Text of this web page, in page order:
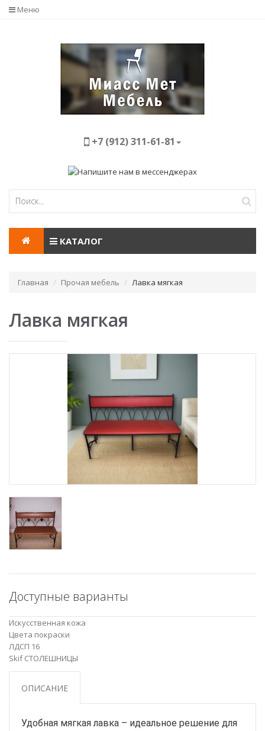
Меню
+7 (912) 311-61-81
КАТАЛОГ
Главная Прочая мебель Лавка мягкая
Лавка мягкая
Доступные варианты
Искусственная кожа
Цвета покраски
ЛДСП 16
Skif СТОЛЕШНИЦЫ
ОПИСАНИЕ
Удобная мягкая лавка – идеальное решение для